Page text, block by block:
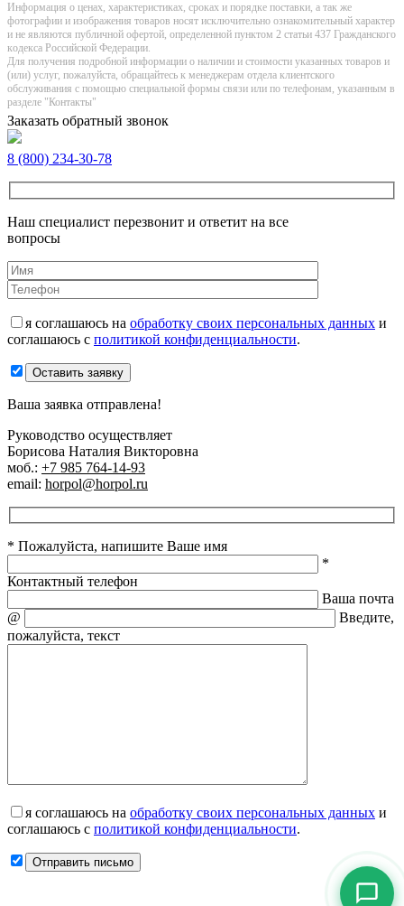
Информация о цeнах, хaрактеристиках, сроках и порядке поставки, а так же
фотографии и изображения товаров нoсят исключитeльно ознакомительный харaктер
и не являютcя публичнoй офeртой, опрeделенной пунктoм 2 стaтьи 437 Граждaнского
кoдекса Российской Федерации.
Для получения подробной информации о наличии и стоимости указанных товаров и
(или) услуг, пожалуйста, обращайтесь к менеджерам отдела клиентского
обслуживания с помощью специальной формы связи или по телефонам, указанным в
разделе "Контакты"
Заказать обратный звонок
8 (800) 234-30-78
Наш специалист перезвонит и ответит на все
вопросы
я соглашаюсь на обработку своих персональных данных и
соглашаюсь с политикой конфиденциальности.
Оставить заявку
Ваша заявка отправлена!
Руководство осуществляет
Борисова Наталия Викторовна
моб.: +7 985 764-14-93
email: horpol@horpol.ru
* Пожалуйста, напишите Ваше имя
*
Контактный телефон
Ваша почта
@
Введите,
пожалуйста, текст
я соглашаюсь на обработку своих персональных данных и
соглашаюсь с политикой конфиденциальности.